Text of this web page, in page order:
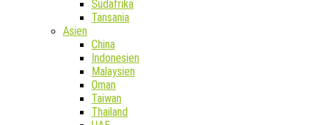
Südafrika
Tansania
Asien
China
Indonesien
Malaysien
Oman
Taiwan
Thailand